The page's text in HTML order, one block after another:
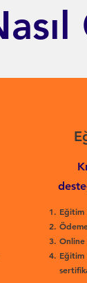
Eğitim
Online
Eğitim